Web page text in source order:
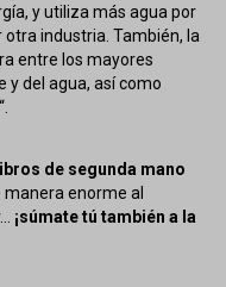
y utiliza más agua por
industria. También, la
entre los mayores
y del agua, así como
de segunda mano
enorme al
¡súmate tú también a la